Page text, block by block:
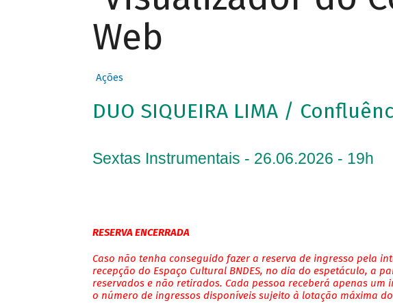
Web
Ações
DUO SIQUEIRA LIMA /
Sextas Instrumentais - 26.06.2026 - 19h
RESERVA ENCERRADA
Caso não tenha conseguido fazer a reserva de ingresso pela
recepção do Espaço Cultural BNDES, no dia do espetáculo, a
reservados e não retirados. Cada pessoa receberá apenas
o número de ingressos disponíveis sujeito à lotação máxima